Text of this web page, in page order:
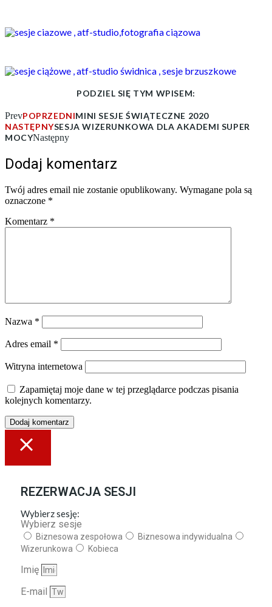
PODZIEL SIĘ TYM WPISEM:
PrevPOPRZEDNIMINI SESJE ŚWIĄTECZNE 2020
NASTĘPNYSESJA WIZERUNKOWA DLA AKADEMI SUPER
MOCYNastępny
Dodaj komentarz
Twój adres email nie zostanie opublikowany. Wymagane pola są
oznaczone *
Komentarz *
Nazwa *
Adres email *
Witryna internetowa
Zapamiętaj moje dane w tej przeglądarce podczas pisania
kolejnych komentarzy.
REZERWACJA SESJI
Wybierz sesję:
Wybierz sesje
Biznesowa zespołowa
Biznesowa indywidualna
Wizerunkowa
Kobieca
Imię
E-mail